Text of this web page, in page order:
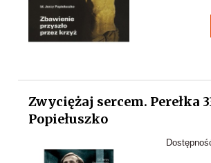
Zwyciężaj sercem. Perełka
Popiełuszko